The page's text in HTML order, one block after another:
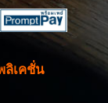
ลิเคชั่น